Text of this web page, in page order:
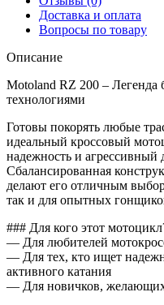
Доставка и оплата
Вопросы по товару
Описание
Motoland RZ 200 – Легенда
технологиями
Готовы покорять любые
идеальный кроссовый
надежность и агрессивный
Сбалансированная
делают его отличным
так и для опытных
### Для кого этот
— Для любителей
— Для тех, кто ищет
активного катания
— Для новичков, желающих